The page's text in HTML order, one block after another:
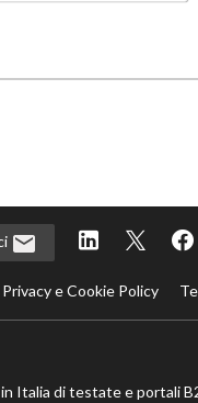
Privacy e Cookie Policy
Italia di testate e portali